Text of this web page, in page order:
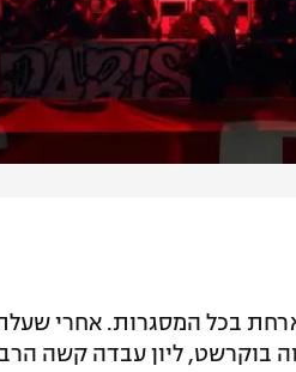
בכל המסגרות. אחרי
בוקרשט, ליון עבדה קשה